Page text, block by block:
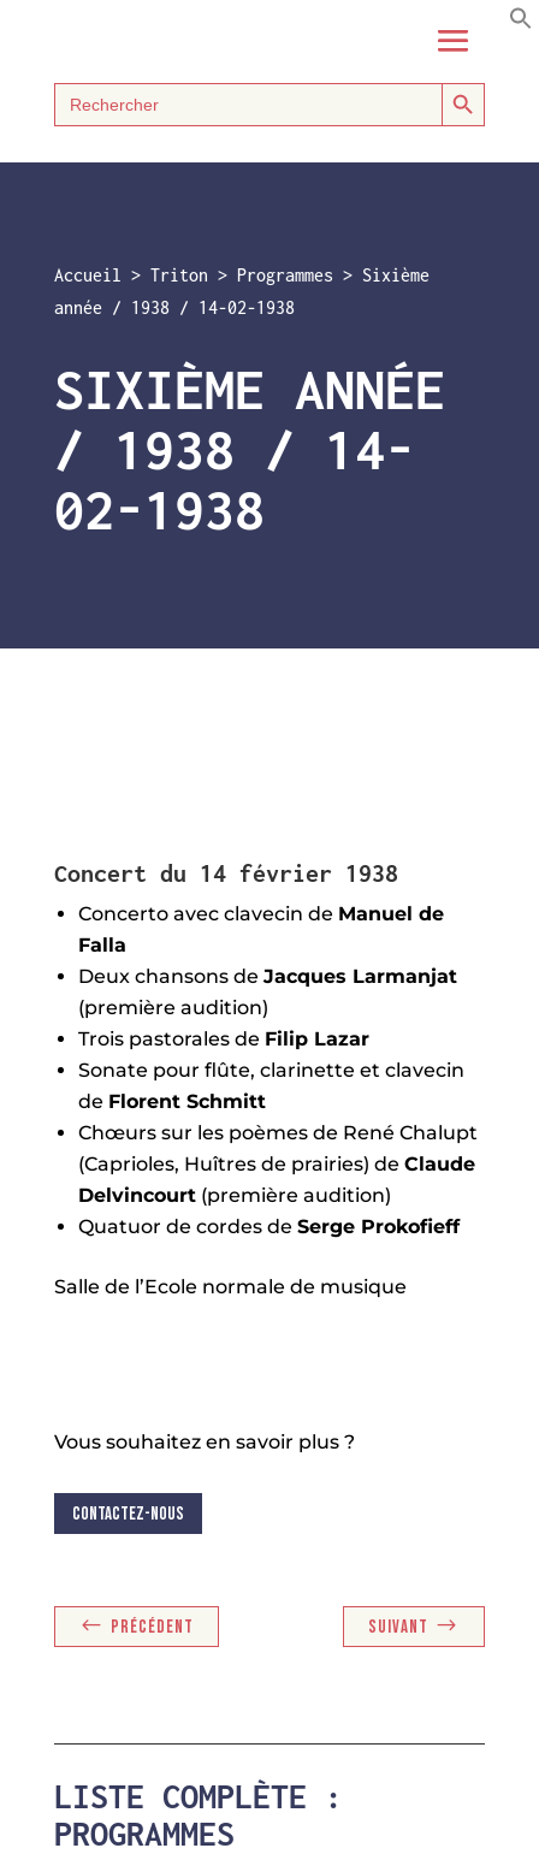
Search
for:
Search Button
Accueil > Triton > Programmes > Sixième
année / 1938 / 14-02-1938
SIXIÈME ANNÉE
/ 1938 / 14-
02-1938
Concert du 14 février 1938
Concerto avec clavecin de Manuel de
Falla
Deux chansons de Jacques Larmanjat
(première audition)
Trois pastorales de Filip Lazar
Sonate pour flûte, clarinette et clavecin
de Florent Schmitt
Chœurs sur les poèmes de René Chalupt
(Caprioles, Huîtres de prairies) de Claude
Delvincourt(première audition)
Quatuor de cordes de Serge Prokofieff
Salle de l’Ecole normale de musique
Vous souhaitez en savoir plus ?
Contactez-nous
PRÉCÉDENT SUIVANT
LISTE COMPLÈTE :
PROGRAMMES